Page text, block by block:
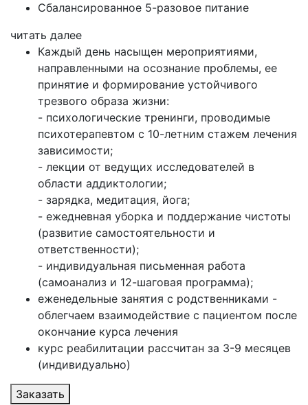
Сбалансированное 5-разовое питание
читать далее
Каждый день насыщен мероприятиями,
направленными на осознание проблемы, ее
принятие и формирование устойчивого
трезвого образа жизни:
- психологические тренинги, проводимые
психотерапевтом с 10-летним стажем лечения
зависимости;
- лекции от ведущих исследователей в
области аддиктологии;
- зарядка, медитация, йога;
- ежедневная уборка и поддержание чистоты
(развитие самостоятельности и
ответственности);
- индивидуальная письменная работа
(самоанализ и 12-шаговая программа);
еженедельные занятия с родственниками -
облегчаем взаимодействие с пациентом после
окончание курса лечения
курс реабилитации рассчитан за 3-9 месяцев
(индивидуально)
Заказать